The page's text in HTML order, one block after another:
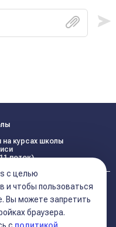
на курсах школы
поток)
с целью
и чтобы пользоваться
Вы можете запретить
браузера.